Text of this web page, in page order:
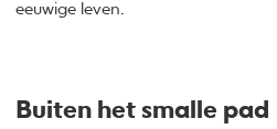
eeuwige leven.
Buiten het smalle pad